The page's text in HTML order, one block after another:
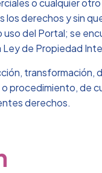
o cualquier
derechos y sin
del Portal; se
de Propiedad
procedimiento, de
derechos.